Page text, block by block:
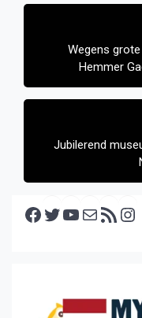
Wegens
Hemmer
Jubilerend
Facebook Twitter YouTube E-mail RSS feed